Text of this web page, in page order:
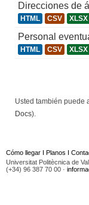
Direcciones de
HTML CSV XLSX
Personal
HTML CSV XLSX
Usted también puede
Docs).
Cómo llegar I Planos I
Universitat Politècnica de
(+34) 96 387 70 00 ·